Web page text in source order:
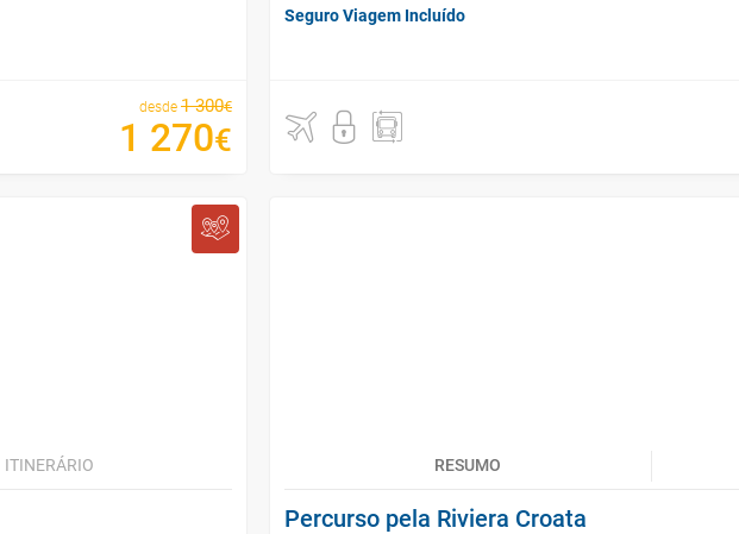
desde 1 300€
1 270€
Seguro Viagem Incluído
ITINERÁRIO RESUMO
Percurso pela Riviera Croata